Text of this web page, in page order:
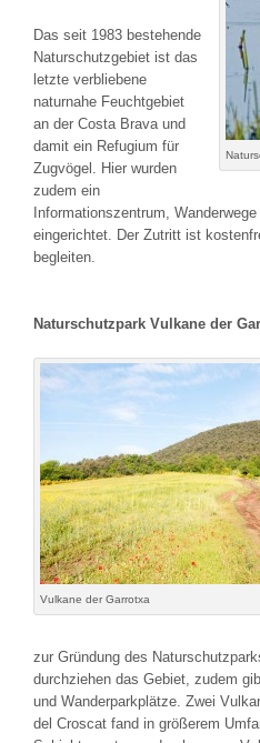
Das seit 1983 bestehende
Naturschutzgebiet ist das
letzte verbliebene
naturnahe Feuchtgebiet
an der Costa Brava und
damit ein Refugium für
Zugvögel. Hier wurden
zudem ein
Informationszentrum,
eingerichtet. Der Zutritt ist
begleiten.
Naturschutzpark Vulkane der
Vulkane der Garrotxa
zur Gründung des
durchziehen das Gebiet, zudem
und Wanderparkplätze. Zwei
del Croscat fand in größerem